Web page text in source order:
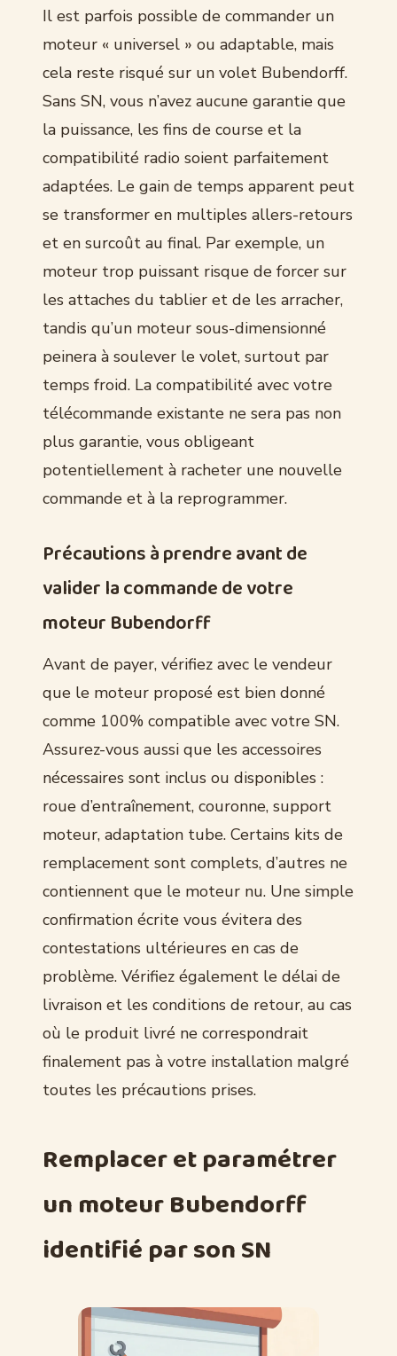
Il est parfois possible de commander un
moteur « universel » ou adaptable, mais
cela reste risqué sur un volet Bubendorff.
Sans SN, vous n’avez aucune garantie que
la puissance, les fins de course et la
compatibilité radio soient parfaitement
adaptées. Le gain de temps apparent peut
se transformer en multiples allers-retours
et en surcoût au final. Par exemple, un
moteur trop puissant risque de forcer sur
les attaches du tablier et de les arracher,
tandis qu’un moteur sous-dimensionné
peinera à soulever le volet, surtout par
temps froid. La compatibilité avec votre
télécommande existante ne sera pas non
plus garantie, vous obligeant
potentiellement à racheter une nouvelle
commande et à la reprogrammer.
Précautions à prendre avant de
valider la commande de votre
moteur Bubendorff
Avant de payer, vérifiez avec le vendeur
que le moteur proposé est bien donné
comme 100% compatible avec votre SN.
Assurez-vous aussi que les accessoires
nécessaires sont inclus ou disponibles :
roue d’entraînement, couronne, support
moteur, adaptation tube. Certains kits de
remplacement sont complets, d’autres ne
contiennent que le moteur nu. Une simple
confirmation écrite vous évitera des
contestations ultérieures en cas de
problème. Vérifiez également le délai de
livraison et les conditions de retour, au cas
où le produit livré ne correspondrait
finalement pas à votre installation malgré
toutes les précautions prises.
Remplacer et paramétrer
un moteur Bubendorff
identifié par son SN